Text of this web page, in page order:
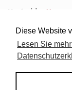
Diese Website
Lesen Sie
Hosted by My own